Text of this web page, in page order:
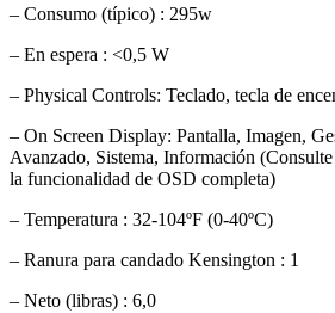
– Consumo (típico) : 295w
– En espera : <0,5 W
– Physical Controls: Teclado, tecla de
– On Screen Display: Pantalla, Imagen,
Avanzado, Sistema, Información
la funcionalidad de OSD completa)
– Temperatura : 32-104ºF (0-40ºC)
– Ranura para candado Kensington : 1
– Neto (libras) : 6,0